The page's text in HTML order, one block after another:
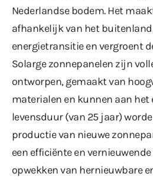
Nederlandse bodem. Het
afhankelijk van het
energietransitie en vergroent
Solarge zonnepanelen zijn
ontworpen, gemaakt van
materialen en kunnen aan het
levensduur (van 25 jaar)
productie van nieuwe
een efficiënte en
opwekken van hernieuwbare